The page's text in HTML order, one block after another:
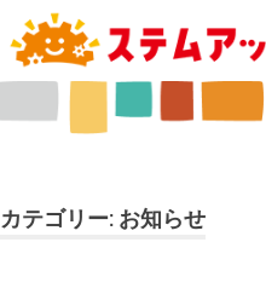
カテゴリー: お知らせ